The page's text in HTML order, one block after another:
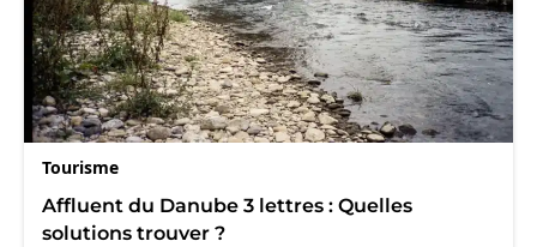
Tourisme
Affluent du Danube 3 lettres : Quelles
solutions trouver ?